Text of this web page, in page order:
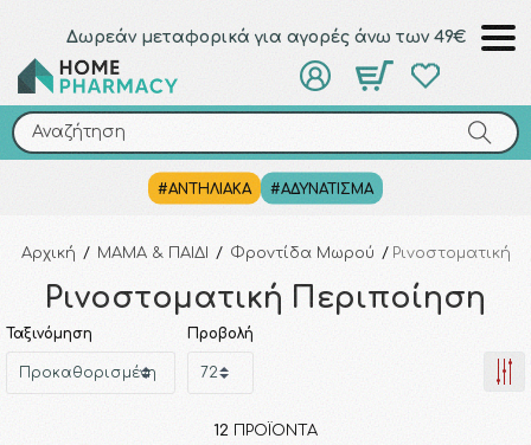
Δωρεάν μεταφορικά για αγορές άνω των 49€
Αναζήτηση
#ΑΝΤΗΛΙΑΚΑ #ΑΔΥΝΑΤΙΣΜΑ
Αναζήτηση
Αρχική / ΜΑΜΑ & ΠΑΙΔΙ / Φροντίδα Μωρού / Ρινοστοματική
Ρινοστοματική Περιποίηση
Ταξινόμηση Προβολή
12 ΠΡΟΪΌΝΤΑ